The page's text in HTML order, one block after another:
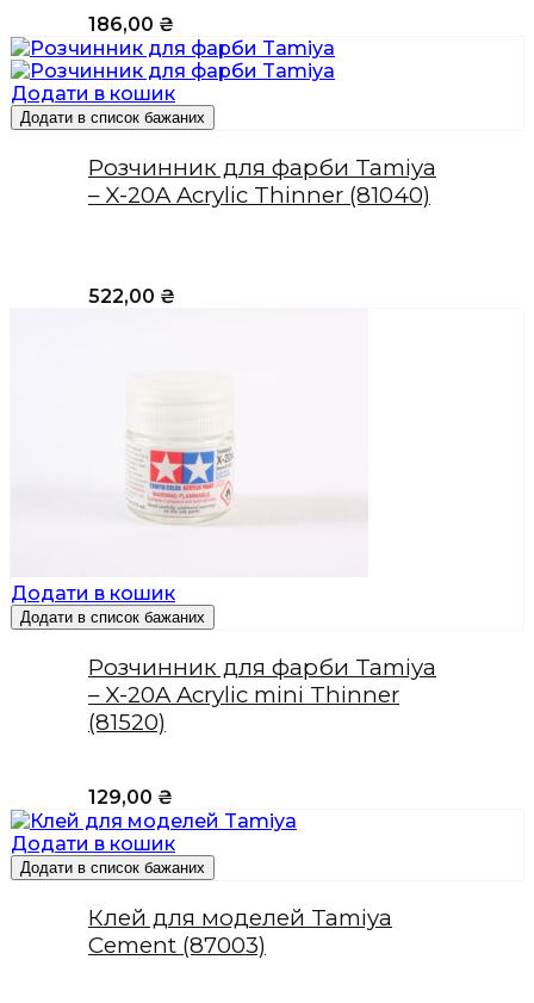
186,00 ₴
Додати в кошик
Додати в список бажаних
Розчинник для фарби Tamiya
– X-20A Acrylic Thinner (81040)
522,00 ₴
Додати в кошик
Додати в список бажаних
Розчинник для фарби Tamiya
– X-20A Acrylic mini Thinner
(81520)
129,00 ₴
Додати в кошик
Додати в список бажаних
Клей для моделей Tamiya
Cement (87003)